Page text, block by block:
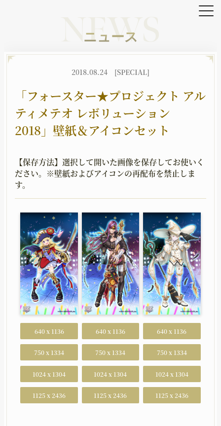
HOME
ホーム
NEWS
ニュース
BATTLE
バトル
CHARACTER
キャラクター
JOB WORLD
UPGRADING
育成
GOODS
グッズ
MOVIE
ムービー
GUIDELINE
二次創作ガイドライン
YouTube TikTok
NEWS
ニュース
2018.08.24 [SPECIAL]
「フォースター★プロジェクト アル
ティメテオ レボリューション
2018」壁紙＆アイコンセット
【保存方法】 選択して開いた画像を保存してお使いく
ださい。 ※壁紙およびアイコンの再配布を禁止しま
す。
640 x 1136
750 x 1334
1024 x 1304
1125 x 2436
640 x 1136
750 x 1334
1024 x 1304
1125 x 2436
640 x 1136
750 x 1334
1024 x 1304
1125 x 2436